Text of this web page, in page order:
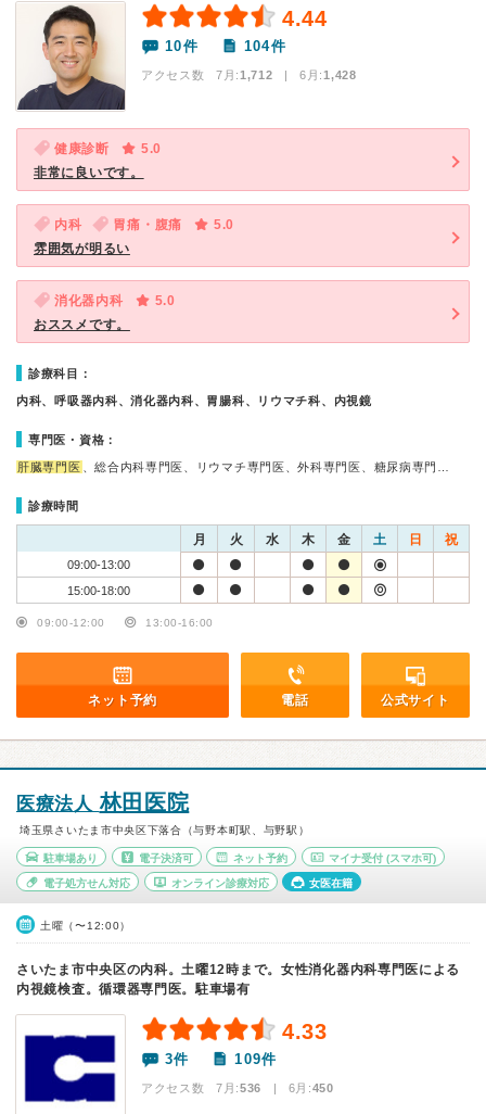
4.44
10件 104件
アクセス数 7月:1,712 | 6月:1,428
健康診断
5.0
非常に良いです。
内科 胃痛・腹痛
5.0
雰囲気が明るい
消化器内科
5.0
おススメです。
診療科目：
内科、呼吸器内科、消化器内科、胃腸科、リウマチ科、内視鏡
専門医・資格：
肝臓専門医 、総合内科専門医、リウマチ専門医、外科専門医、糖尿病専門…
診療時間
月 火 水 木 金 土 日 祝
09:00-13:00
15:00-18:00
09:00-12:00 13:00-16:00
ネット予約 電話 公式サイト
医療法人林田医院
埼玉県さいたま市中央区下落合（与野本町駅、与野駅）
駐車場あり 電子決済可 ネット予約 マイナ受付 (スマホ可)
電子処方せん対応 オンライン診療対応 女医在籍
土曜（〜12:00）
さいたま市中央区の内科。土曜12時まで。女性消化器内科専門医による
内視鏡検査。循環器専門医。駐車場有
4.33
3件 109件
アクセス数 7月:536 | 6月:450